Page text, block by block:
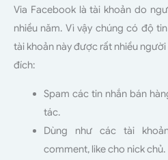
Via Facebook là tài khoản do
nhiều năm. Vì vậy chúng có độ
tài khoản này được rất nhiều
đích:
Spam các tin nhắn bán
tác.
Dùng như các tài
comment, like cho nick chủ.